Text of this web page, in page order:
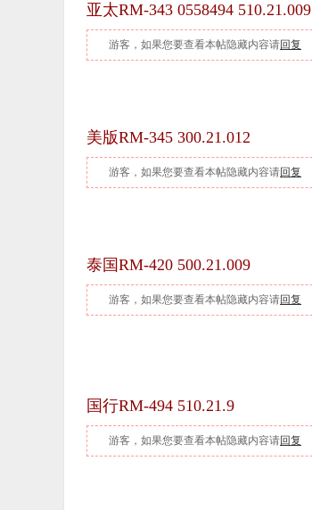
亚太RM-343 0558494 510.21.009
游客，如果您要查看本帖隐藏内容请回复
美版RM-345 300.21.012
游客，如果您要查看本帖隐藏内容请回复
泰国RM-420 500.21.009
游客，如果您要查看本帖隐藏内容请回复
国行RM-494 510.21.9
游客，如果您要查看本帖隐藏内容请回复